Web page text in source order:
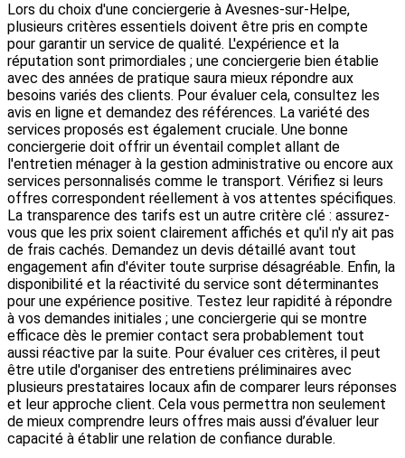
Lors du choix d'une conciergerie à Avesnes-sur-Helpe,
plusieurs critères essentiels doivent être pris en compte
pour garantir un service de qualité. L'expérience et la
réputation sont primordiales ; une conciergerie bien établie
avec des années de pratique saura mieux répondre aux
besoins variés des clients. Pour évaluer cela, consultez les
avis en ligne et demandez des références. La variété des
services proposés est également cruciale. Une bonne
conciergerie doit offrir un éventail complet allant de
l'entretien ménager à la gestion administrative ou encore aux
services personnalisés comme le transport. Vérifiez si leurs
offres correspondent réellement à vos attentes spécifiques.
La transparence des tarifs est un autre critère clé : assurez-
vous que les prix soient clairement affichés et qu'il n'y ait pas
de frais cachés. Demandez un devis détaillé avant tout
engagement afin d'éviter toute surprise désagréable. Enfin, la
disponibilité et la réactivité du service sont déterminantes
pour une expérience positive. Testez leur rapidité à répondre
à vos demandes initiales ; une conciergerie qui se montre
efficace dès le premier contact sera probablement tout
aussi réactive par la suite. Pour évaluer ces critères, il peut
être utile d'organiser des entretiens préliminaires avec
plusieurs prestataires locaux afin de comparer leurs réponses
et leur approche client. Cela vous permettra non seulement
de mieux comprendre leurs offres mais aussi d’évaluer leur
capacité à établir une relation de confiance durable.